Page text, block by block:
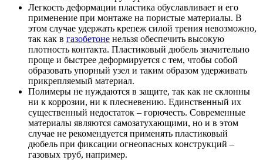
Легкость деформации пластика обуславливает и его
применение при монтаже на пористые материалы. В
этом случае удержать крепеж силой трения невозможно,
так как в газобетоне нельзя обеспечить высокую
плотность контакта. Пластиковый дюбель значительно
проще и быстрее деформируется с тем, чтобы собой
образовать упорный узел и таким образом удерживать
прикрепляемый материал.
Полимеры не нуждаются в защите, так как не склонны
ни к коррозии, ни к плесневению. Единственный их
существенный недостаток – горючесть. Современные
материалы являются самозатухающими, но и в этом
случае не рекомендуется применять пластиковый
дюбель при фиксации огнеопасных конструкций –
газовых труб, например.